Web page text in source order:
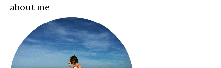
about me